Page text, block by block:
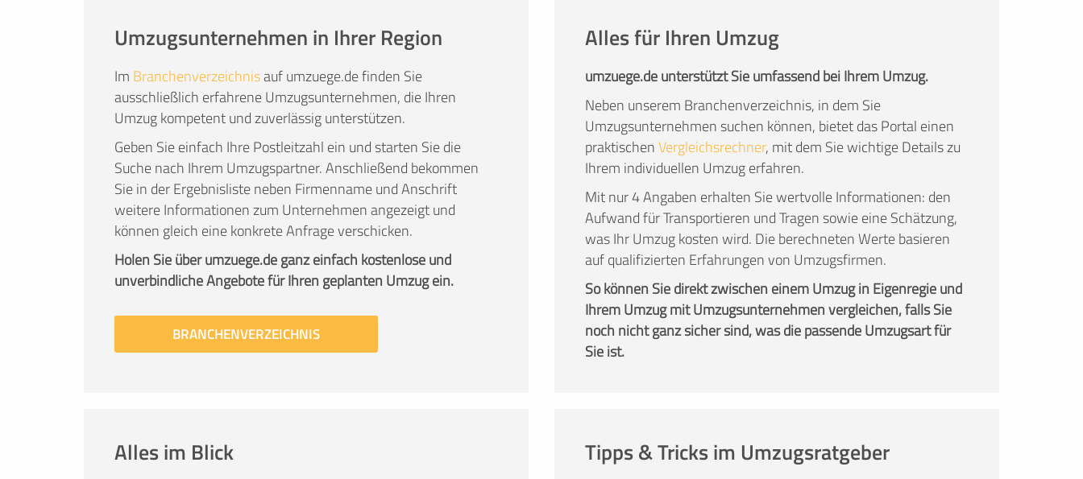
Umzugsunternehmen in Ihrer Region
Im Branchenverzeichnisauf umzuege.de finden Sie
ausschließlich erfahrene Umzugsunternehmen, die Ihren
Umzug kompetent und zuverlässig unterstützen.
Geben Sie einfach Ihre Postleitzahl ein und starten Sie die
Suche nach Ihrem Umzugspartner. Anschließend bekommen
Sie in der Ergebnisliste neben Firmenname und Anschrift
weitere Informationen zum Unternehmen angezeigt und
können gleich eine konkrete Anfrage verschicken.
Holen Sie über umzuege.de ganz einfach kostenlose und
unverbindliche Angebote für Ihren geplanten Umzug ein.
BRANCHENVERZEICHNIS
Alles für Ihren Umzug
umzuege.de unterstützt Sie umfassend bei Ihrem Umzug.
Neben unserem Branchenverzeichnis, in dem Sie
Umzugsunternehmen suchen können, bietet das Portal einen
praktischenVergleichsrechner, mit dem Sie wichtige Details zu
Ihrem individuellen Umzug erfahren.
Mit nur 4 Angaben erhalten Sie wertvolle Informationen: den
Aufwand für Transportieren und Tragen sowie eine Schätzung,
was Ihr Umzug kosten wird. Die berechneten Werte basieren
auf qualifizierten Erfahrungen von Umzugsfirmen.
So können Sie direkt zwischen einem Umzug in Eigenregie und
Ihrem Umzug mit Umzugsunternehmen vergleichen, falls Sie
noch nicht ganz sicher sind, was die passende Umzugsart für
Sie ist.
Alles im Blick Tipps & Tricks im Umzugsratgeber